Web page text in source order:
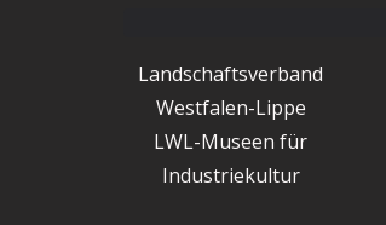
Landschaftsverband
Westfalen-Lippe
LWL-Museen für
Industriekultur